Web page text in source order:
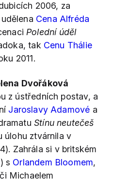
2006, za
Cena Alfréda
Polední úděl
tak Cenu Thálie
2011.
Dvořáková
z ústředních postav, a
Jaroslavy Adamové a
Stínu neutečeš
úlohu ztvárnila v
Zahrála si v britském
s Orlandem Bloomem,
Michaelem